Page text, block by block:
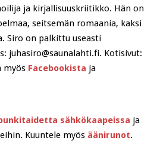
ja kirjallisuuskriitikko. Hän on
seitsemän romaania, kaksi
Siro on palkittu useasti
juhasiro@saunalahti.fi. Kotisivut:
myös Facebookista ja
sähkökaapeissa ja
Kuuntele myös äänirunot.